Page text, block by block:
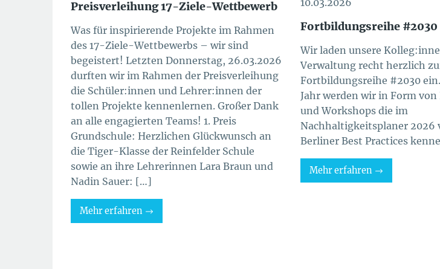
Preisverleihung 17-Ziele-Wettbewerb
Was für inspirierende Projekte im Rahmen
des 17-Ziele-Wettbewerbs – wir sind
begeistert! Letzten Donnerstag, 26.03.2026
durften wir im Rahmen der Preisverleihung
die Schüler:innen und Lehrer:innen der
tollen Projekte kennenlernen. Großer Dank
an alle engagierten Teams! 1. Preis
Grundschule: Herzlichen Glückwunsch an
die Tiger-Klasse der Reinfelder Schule
sowie an ihre Lehrerinnen Lara Braun und
Nadin Sauer: […]
Mehr erfahren
Fortbildungsreihe #2030
Wir laden unsere
Verwaltung recht herzlich
Fortbildungsreihe #2030
Jahr werden wir in Form
und Workshops die im
Nachhaltigkeitsplaner 2026
Berliner Best Practices
Mehr erfahren